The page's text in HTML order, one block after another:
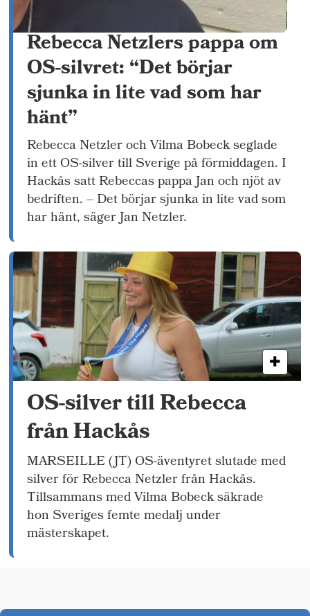
Rebecca Netzlers pappa om
OS-silvret: “Det börjar
sjunka in lite vad som har
hänt”
Rebecca Netzler och Vilma Bobeck seglade
in ett OS-silver till Sverige på förmiddagen. I
Hackås satt Rebeccas pappa Jan och njöt av
bedriften. – Det börjar sjunka in lite vad som
har hänt, säger Jan Netzler.
OS-silver till Rebecca
från Hackås
MARSEILLE (JT) OS-äventyret slutade med
silver för Rebecca Netzler från Hackås.
Tillsammans med Vilma Bobeck säkrade
hon Sveriges femte medalj under
mästerskapet.